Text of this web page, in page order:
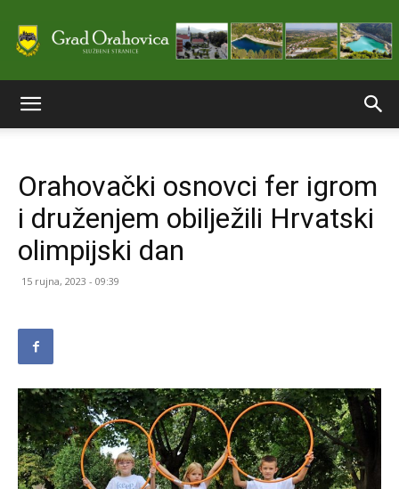
stranice
Orahovački osnovci fer igrom
i druženjem obilježili Hrvatski
olimpijski dan
15 rujna, 2023 - 09:39